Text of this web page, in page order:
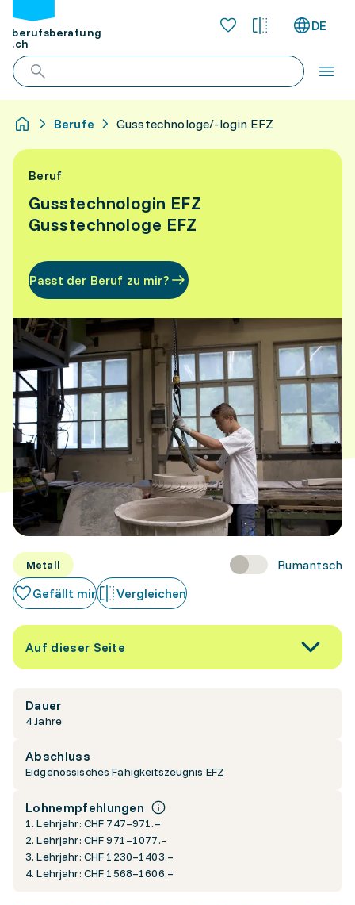
berufsberatung
.ch
DE
Berufe Gusstechnologe/-login EFZ
Beruf
Gusstechnologin EFZ
Gusstechnologe EFZ
Passt der Beruf zu mir?
Metall
Rumantsch
Gefällt mir
Vergleichen
Auf dieser Seite
Dauer
4 Jahre
Abschluss
Eidgenössisches Fähigkeitszeugnis EFZ
Lohnempfehlungen
1. Lehrjahr: CHF 747–971.–
2. Lehrjahr: CHF 971–1077.–
3. Lehrjahr: CHF 1230–1403.–
4. Lehrjahr: CHF 1568–1606.–